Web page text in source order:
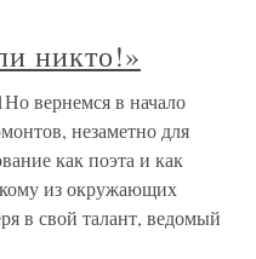
никто!»
вернемся в начало
незаметно для
как поэта и как
из окружающих
в свой талант, ведомый